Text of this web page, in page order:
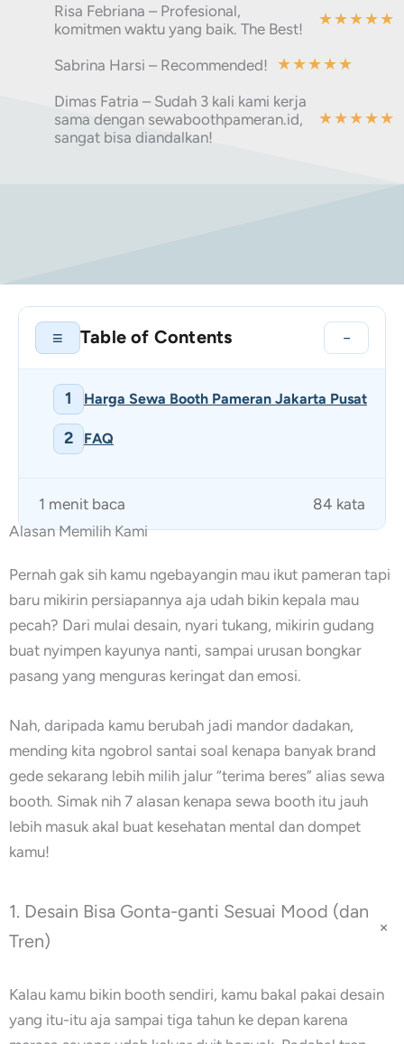
Risa Febriana – Profesional,
komitmen waktu yang baik. The Best!
★★★★★
Sabrina Harsi – Recommended! ★★★★★
Dimas Fatria – Sudah 3 kali kami kerja
sama dengan sewaboothpameran.id,
sangat bisa diandalkan!
★★★★★
≡ Table of Contents −
1 Harga Sewa Booth Pameran Jakarta Pusat
2 FAQ
1 menit baca
84 kata
Alasan Memilih Kami
Pernah gak sih kamu ngebayangin mau ikut pameran tapi
baru mikirin persiapannya aja udah bikin kepala mau
pecah? Dari mulai desain, nyari tukang, mikirin gudang
buat nyimpen kayunya nanti, sampai urusan bongkar
pasang yang menguras keringat dan emosi.
Nah, daripada kamu berubah jadi mandor dadakan,
mending kita ngobrol santai soal kenapa banyak brand
gede sekarang lebih milih jalur “terima beres” alias sewa
booth. Simak nih 7 alasan kenapa sewa booth itu jauh
lebih masuk akal buat kesehatan mental dan dompet
kamu!
1. Desain Bisa Gonta-ganti Sesuai Mood (dan
Tren)
+
Kalau kamu bikin booth sendiri, kamu bakal pakai desain
yang itu-itu aja sampai tiga tahun ke depan karena